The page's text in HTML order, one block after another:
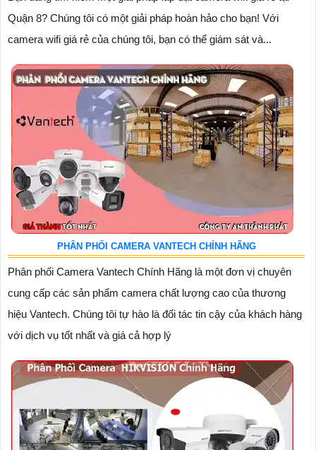
Quận 8? Chúng tôi có một giải pháp hoàn hảo cho bạn! Với
camera wifi giá rẻ của chúng tôi, bạn có thể giám sát và...
PHÂN PHỐI CAMERA VANTECH CHÍNH HÃNG
Phân phối Camera Vantech Chính Hãng là một đơn vị chuyên
cung cấp các sản phẩm camera chất lượng cao của thương
hiệu Vantech. Chúng tôi tự hào là đối tác tin cậy của khách hàng
với dịch vụ tốt nhất và giá cả hợp lý